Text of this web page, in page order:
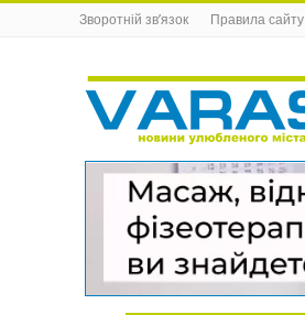
Зворотній зв’язок Правила сайту